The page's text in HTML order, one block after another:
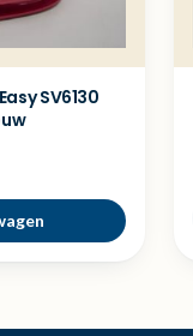
SV6130